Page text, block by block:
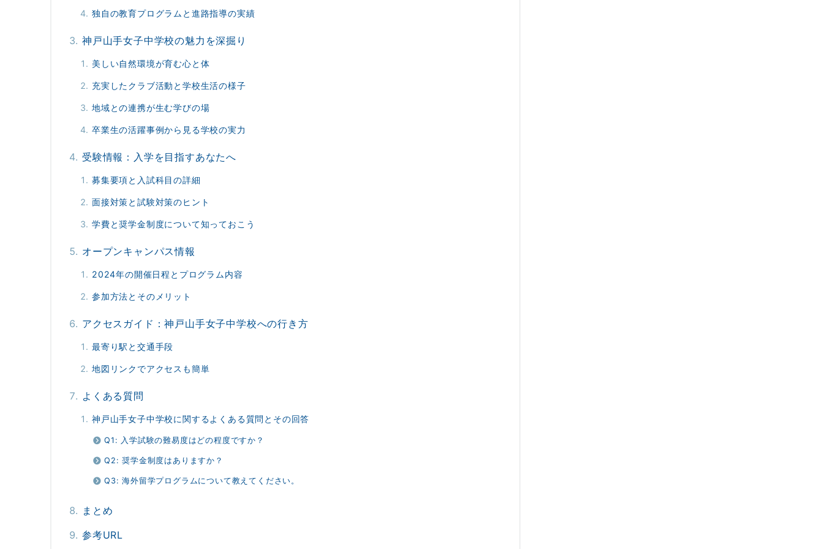
独自の教育プログラムと進路指導の実績
神戸山手女子中学校の魅力を深掘り
美しい自然環境が育む心と体
充実したクラブ活動と学校生活の様子
地域との連携が生む学びの場
卒業生の活躍事例から見る学校の実力
受験情報：入学を目指すあなたへ
募集要項と入試科目の詳細
面接対策と試験対策のヒント
学費と奨学金制度について知っておこう
オープンキャンパス情報
2024年の開催日程とプログラム内容
参加方法とそのメリット
アクセスガイド：神戸山手女子中学校への行き方
最寄り駅と交通手段
地図リンクでアクセスも簡単
よくある質問
神戸山手女子中学校に関するよくある質問とその回答
Q1: 入学試験の難易度はどの程度ですか？
Q2: 奨学金制度はありますか？
Q3: 海外留学プログラムについて教えてください。
まとめ
参考URL